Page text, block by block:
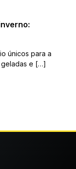
únicos para a
geladas e […]